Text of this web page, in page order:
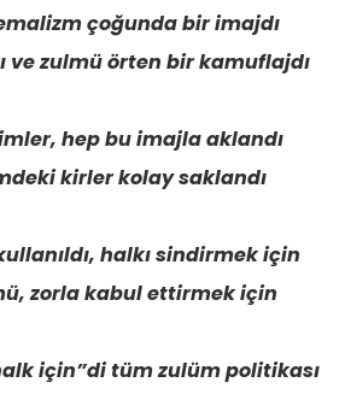
çoğunda bir imajdı
ve zulmü örten bir kamuflajdı
hep bu imajla aklandı
kirler kolay saklandı
halkı sindirmek için
zorla kabul ettirmek için
için”di tüm zulüm politikası